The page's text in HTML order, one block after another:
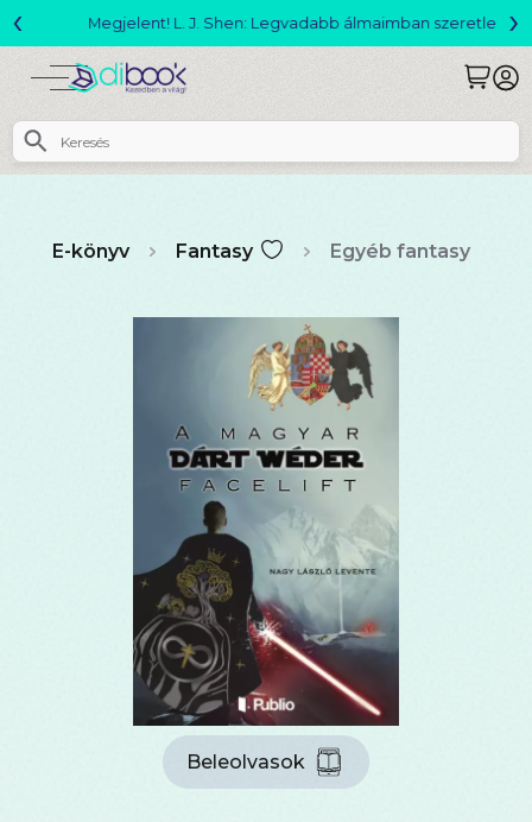
Megjelent! L. J. Shen: Legvadabb álmaimban szeretlek
‹ ›
E-könyv Fantasy Egyéb fantasy
Beleolvasok